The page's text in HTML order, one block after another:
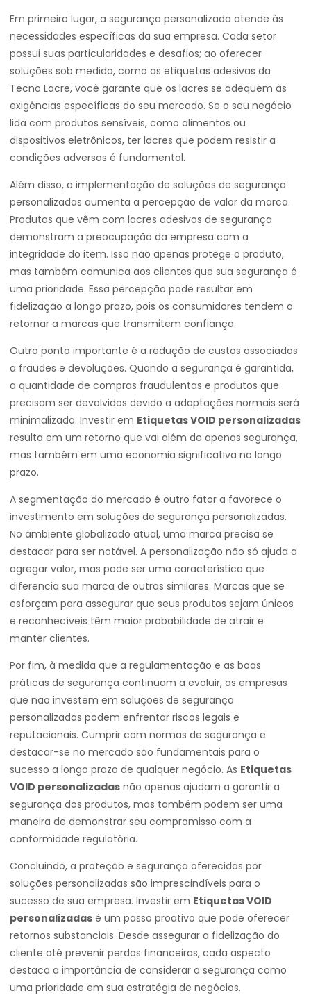
Em primeiro lugar, a segurança personalizada atende às
necessidades específicas da sua empresa. Cada setor
possui suas particularidades e desafios; ao oferecer
soluções sob medida, como as etiquetas adesivas da
Tecno Lacre, você garante que os lacres se adequem às
exigências específicas do seu mercado. Se o seu negócio
lida com produtos sensíveis, como alimentos ou
dispositivos eletrônicos, ter lacres que podem resistir a
condições adversas é fundamental.
Além disso, a implementação de soluções de segurança
personalizadas aumenta a percepção de valor da marca.
Produtos que vêm com lacres adesivos de segurança
demonstram a preocupação da empresa com a
integridade do item. Isso não apenas protege o produto,
mas também comunica aos clientes que sua segurança é
uma prioridade. Essa percepção pode resultar em
fidelização a longo prazo, pois os consumidores tendem a
retornar a marcas que transmitem confiança.
Outro ponto importante é a redução de custos associados
a fraudes e devoluções. Quando a segurança é garantida,
a quantidade de compras fraudulentas e produtos que
precisam ser devolvidos devido a adaptações normais será
minimalizada. Investir em Etiquetas VOID personalizadas
resulta em um retorno que vai além de apenas segurança,
mas também em uma economia significativa no longo
prazo.
A segmentação do mercado é outro fator a favorece o
investimento em soluções de segurança personalizadas.
No ambiente globalizado atual, uma marca precisa se
destacar para ser notável. A personalização não só ajuda a
agregar valor, mas pode ser uma característica que
diferencia sua marca de outras similares. Marcas que se
esforçam para assegurar que seus produtos sejam únicos
e reconhecíveis têm maior probabilidade de atrair e
manter clientes.
Por fim, à medida que a regulamentação e as boas
práticas de segurança continuam a evoluir, as empresas
que não investem em soluções de segurança
personalizadas podem enfrentar riscos legais e
reputacionais. Cumprir com normas de segurança e
destacar-se no mercado são fundamentais para o
sucesso a longo prazo de qualquer negócio. As Etiquetas
VOID personalizadas não apenas ajudam a garantir a
segurança dos produtos, mas também podem ser uma
maneira de demonstrar seu compromisso com a
conformidade regulatória.
Concluindo, a proteção e segurança oferecidas por
soluções personalizadas são imprescindíveis para o
sucesso de sua empresa. Investir em Etiquetas VOID
personalizadas é um passo proativo que pode oferecer
retornos substanciais. Desde assegurar a fidelização do
cliente até prevenir perdas financeiras, cada aspecto
destaca a importância de considerar a segurança como
uma prioridade em sua estratégia de negócios.